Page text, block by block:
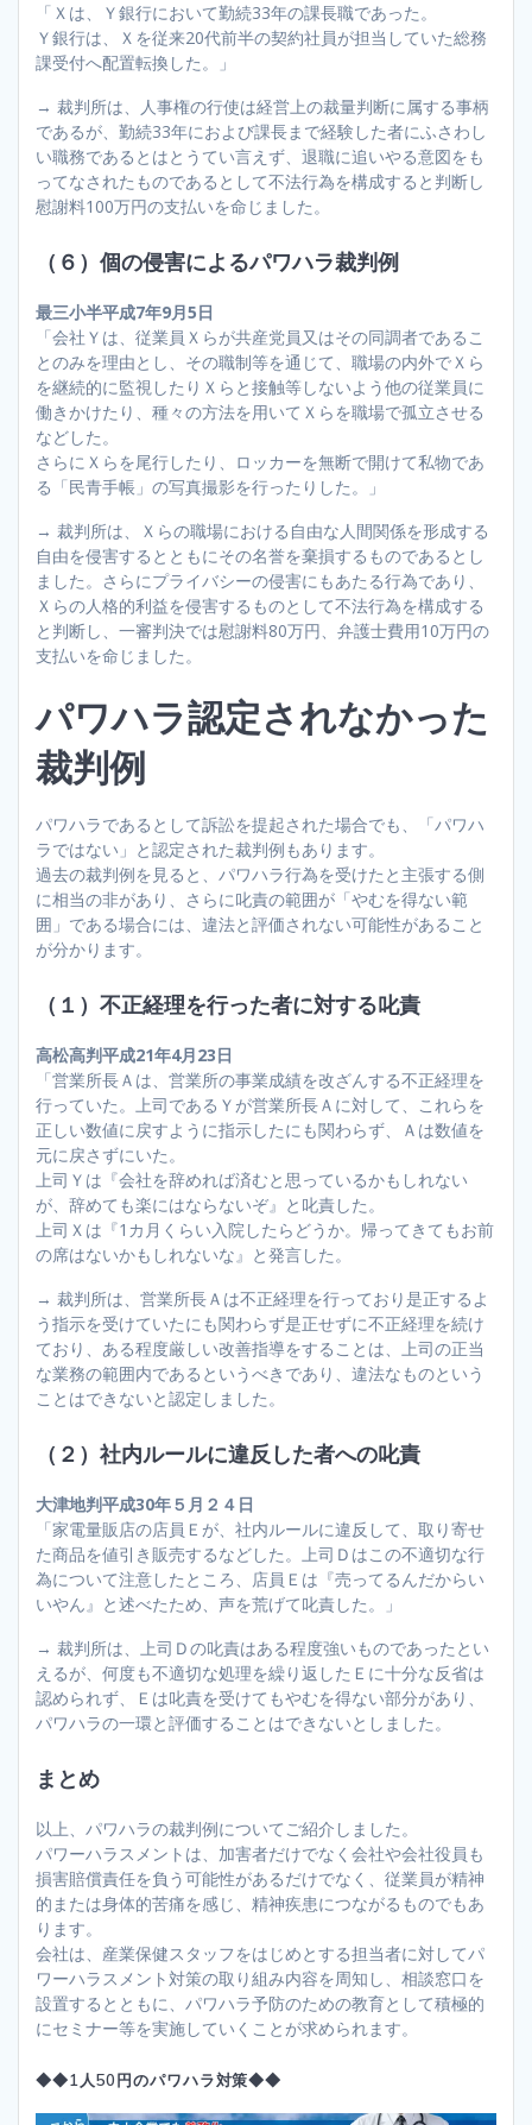
「Ｘは、Ｙ銀行において勤続33年の課長職であった。
Ｙ銀行は、Ｘを従来20代前半の契約社員が担当していた総務
課受付へ配置転換した。」
→ 裁判所は、人事権の行使は経営上の裁量判断に属する事柄
であるが、勤続33年におよび課長まで経験した者にふさわし
い職務であるとはとうてい言えず、退職に追いやる意図をも
ってなされたものであるとして不法行為を構成すると判断し
慰謝料100万円の支払いを命じました。
（６）個の侵害によるパワハラ裁判例
最三小半平成7年9月5日
「会社Ｙは、従業員Ｘらが共産党員又はその同調者であるこ
とのみを理由とし、その職制等を通じて、職場の内外でＸら
を継続的に監視したりＸらと接触等しないよう他の従業員に
働きかけたり、種々の方法を用いてＸらを職場で孤立させる
などした。
さらにＸらを尾行したり、ロッカーを無断で開けて私物であ
る「民青手帳」の写真撮影を行ったりした。」
→ 裁判所は、Ｘらの職場における自由な人間関係を形成する
自由を侵害するとともにその名誉を棄損するものであるとし
ました。さらにプライバシーの侵害にもあたる行為であり、
Ｘらの人格的利益を侵害するものとして不法行為を構成する
と判断し、一審判決では慰謝料80万円、弁護士費用10万円の
支払いを命じました。
パワハラ認定されなかった
裁判例
パワハラであるとして訴訟を提起された場合でも、「パワハ
ラではない」と認定された裁判例もあります。
過去の裁判例を見ると、パワハラ行為を受けたと主張する側
に相当の非があり、さらに叱責の範囲が「やむを得ない範
囲」である場合には、違法と評価されない可能性があること
が分かります。
（１）不正経理を行った者に対する叱責
高松高判平成21年4月23日
「営業所長Ａは、営業所の事業成績を改ざんする不正経理を
行っていた。上司であるＹが営業所長Ａに対して、これらを
正しい数値に戻すように指示したにも関わらず、Ａは数値を
元に戻さずにいた。
上司Ｙは『会社を辞めれば済むと思っているかもしれない
が、辞めても楽にはならないぞ』と叱責した。
上司Ｘは『1カ月くらい入院したらどうか。帰ってきてもお前
の席はないかもしれないな』と発言した。
→ 裁判所は、営業所長Ａは不正経理を行っており是正するよ
う指示を受けていたにも関わらず是正せずに不正経理を続け
ており、ある程度厳しい改善指導をすることは、上司の正当
な業務の範囲内であるというべきであり、違法なものという
ことはできないと認定しました。
（２）社内ルールに違反した者への叱責
大津地判平成30年５月２４日
「家電量販店の店員Ｅが、社内ルールに違反して、取り寄せ
た商品を値引き販売するなどした。上司Ｄはこの不適切な行
為について注意したところ、店員Ｅは『売ってるんだからい
いやん』と述べたため、声を荒げて叱責した。」
→ 裁判所は、上司Ｄの叱責はある程度強いものであったとい
えるが、何度も不適切な処理を繰り返したＥに十分な反省は
認められず、Ｅは叱責を受けてもやむを得ない部分があり、
パワハラの一環と評価することはできないとしました。
まとめ
以上、パワハラの裁判例についてご紹介しました。
パワーハラスメントは、加害者だけでなく会社や会社役員も
損害賠償責任を負う可能性があるだけでなく、従業員が精神
的または身体的苦痛を感じ、精神疾患につながるものでもあ
ります。
会社は、産業保健スタッフをはじめとする担当者に対してパ
ワーハラスメント対策の取り組み内容を周知し、相談窓口を
設置するとともに、パワハラ予防のための教育として積極的
にセミナー等を実施していくことが求められます。
◆◆1人50円のパワハラ対策◆◆